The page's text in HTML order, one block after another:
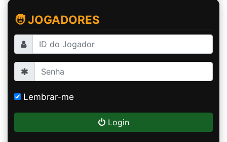
🧑 JOGADORES
Lembrar-me
Login